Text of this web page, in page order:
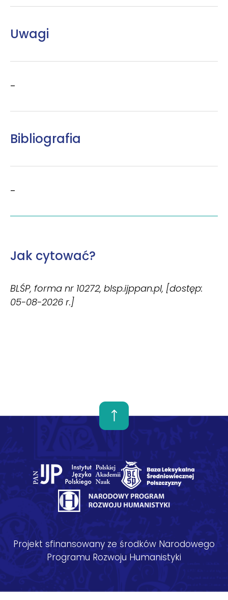
Uwagi
–
Bibliografia
–
Jak cytować?
BLŚP, forma nr 10272, blsp.ijppan.pl, [dostęp:
05-08-2026 r.]
Projekt sfinansowany ze środków Narodowego
Programu Rozwoju Humanistyki